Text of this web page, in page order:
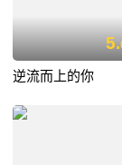
5.
逆流而上的你